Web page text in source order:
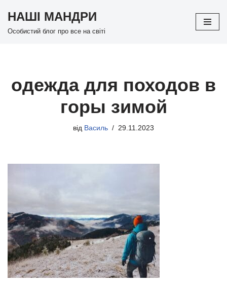
Перейти
НАШІ МАНДРИ
Особистий блог про все на світі
одежда для походов в
горы зимой
від Василь 29.11.2023